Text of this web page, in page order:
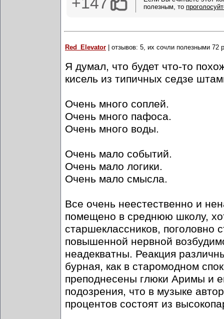
полезным, то
Red_Elevator | отзывов: 5, их сочли полезными 72
Я думал, что будет что-то
кисель из типичных седзе
Очень много соплей.
Очень много пафоса.
Очень много воды.
Очень мало событий.
Очень мало логики.
Очень мало смысла.
Все очень неестественно и
помещено в среднюю школу,
старшеклассников, поголовно
повышенной нервной
неадекватны. Реакция
бурная, как в старомодном
преподнесены глюки Аримы и
подозрения, что в музыке
процентов состоят из